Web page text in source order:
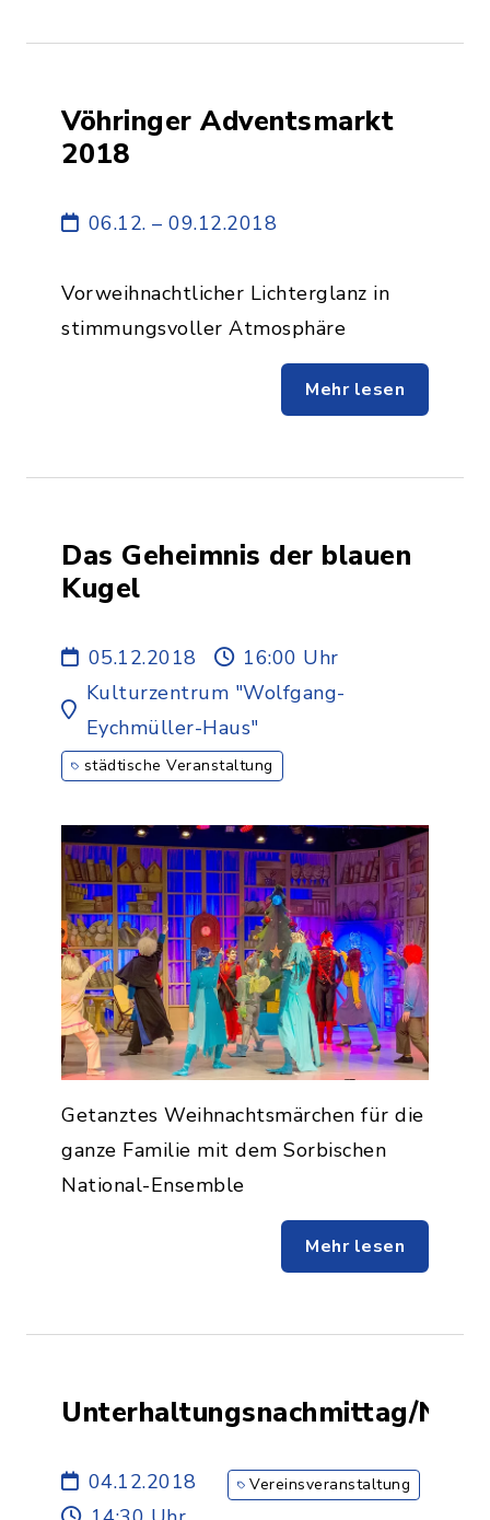
Vöhringer Adventsmarkt
2018
06.12. – 09.12.2018
Vorweihnachtlicher Lichterglanz in
stimmungsvoller Atmosphäre
Mehr lesen
Das Geheimnis der blauen
Kugel
05.12.2018
16:00 Uhr
Kulturzentrum "Wolfgang-
Eychmüller-Haus"
städtische Veranstaltung
Getanztes Weihnachtsmärchen für die
ganze Familie mit dem Sorbischen
National-Ensemble
Mehr lesen
Unterhaltungsnachmittag/
04.12.2018
Vereinsveranstaltung